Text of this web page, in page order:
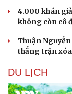
Văn hóa
Sân khấu - Điện
4.000 khán
không còn cô
Thuận
thắng trận
DU LỊCH